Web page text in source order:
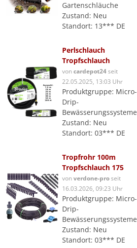
Gartenschläuche
Zustand: Neu
Standort: 13*** DE
Perlschlauch
Tropfschlauch
voncardepot24seit
22.05.2025, 13:03 Uhr
Produktgruppe: Micro-
Drip-
Bewässerungssysteme
Zustand: Neu
Standort: 03*** DE
Tropfrohr 100m
Tropfschlauch 175
vonverdone-proseit
16.03.2026, 09:23 Uhr
Produktgruppe: Micro-
Drip-
Bewässerungssysteme
Zustand: Neu
Standort: 03*** DE